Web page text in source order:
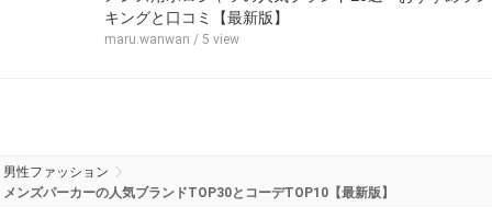
キングと口コミ【最新版】
maru.wanwan / 5 view
男性ファッション
メンズパーカーの人気ブランドTOP30とコーデTOP10【最新版】